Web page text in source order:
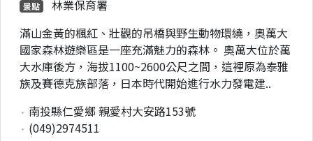
景點
林業保育署
滿山金黃的楓紅、壯觀的吊橋與野生動物環繞，奧萬大
國家森林遊樂區是一座充滿魅力的森林。 奧萬大位於萬
大水庫後方，海拔1100~2600公尺之間，這裡原為泰雅
族及賽德克族部落，日本時代開始進行水力發電建..
南投縣仁愛鄉 親愛村大安路153號
(049)2974511